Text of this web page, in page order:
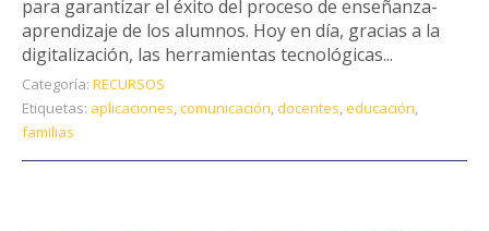
para garantizar el éxito del proceso de enseñanza-
aprendizaje de los alumnos. Hoy en día, gracias a la
digitalización, las herramientas tecnológicas...
Categoría: RECURSOS
Etiquetas: aplicaciones,comunicación, docentes,educación,
familias